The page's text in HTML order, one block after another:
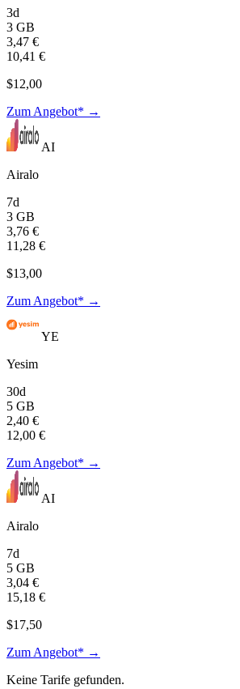
3d
3 GB
3,47 €
10,41 €
$12,00
Zum Angebot* →
AI
Airalo
7d
3 GB
3,76 €
11,28 €
$13,00
Zum Angebot* →
YE
Yesim
30d
5 GB
2,40 €
12,00 €
Zum Angebot* →
AI
Airalo
7d
5 GB
3,04 €
15,18 €
$17,50
Zum Angebot* →
Keine Tarife gefunden.